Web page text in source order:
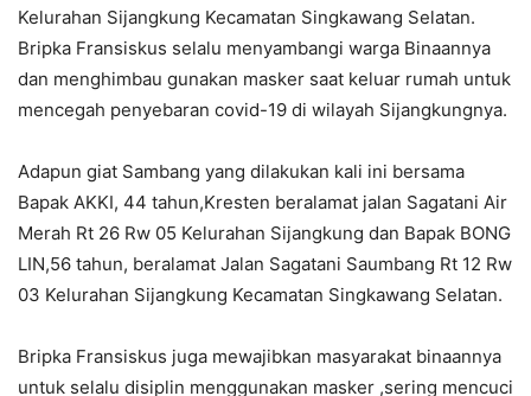
Kelurahan Sijangkung Kecamatan Singkawang Selatan.
Bripka Fransiskus selalu menyambangi warga Binaannya
dan menghimbau gunakan masker saat keluar rumah untuk
mencegah penyebaran covid-19 di wilayah Sijangkungnya.
Adapun giat Sambang yang dilakukan kali ini bersama
Bapak AKKI, 44 tahun,Kresten beralamat jalan Sagatani Air
Merah Rt 26 Rw 05 Kelurahan Sijangkung dan Bapak BONG
LIN,56 tahun, beralamat Jalan Sagatani Saumbang Rt 12 Rw
03 Kelurahan Sijangkung Kecamatan Singkawang Selatan.
Bripka Fransiskus juga mewajibkan masyarakat binaannya
untuk selalu disiplin menggunakan masker ,sering mencuci